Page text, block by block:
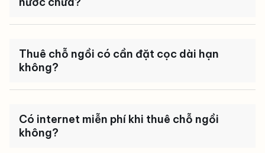
Thuê chỗ ngồi có cần đặt cọc dài hạn
không?
Có internet miễn phí khi thuê chỗ ngồi
không?